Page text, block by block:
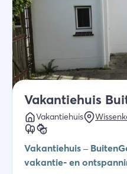
Vakantiehuis
Vakantiehuis
Vakantiehuis –
vakantie- en